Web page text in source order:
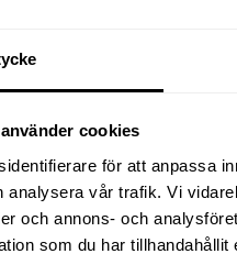
cookies
för att anpassa
analysera vår trafik. Vi
och annons- och
som du har
256kr
(320kr inkl moms)
Köp